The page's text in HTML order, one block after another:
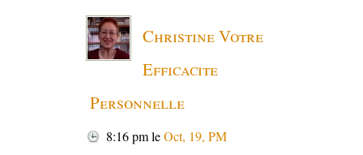
Christine Votre
Efficacite
Personnelle
8:16 pmleOct, 19, PM